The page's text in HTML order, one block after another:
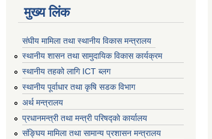
मुख्य लिंक
संघीय मामिला तथा स्थानीय विकास मन्त्रालय
स्थानीय शासन तथा सामुदायिक विकास कार्यक्रम
स्थानीय तहको लागि ICT ब्लग
स्थानीय पूर्वाधार तथा कृषि सडक विभाग
अर्थ मन्त्रालय
प्रधानमन्त्री तथा मन्त्री परिषद्काे कार्यालय
संङ्घिय मामिला तथा सामान्य प्रशासन मन्त्रालय